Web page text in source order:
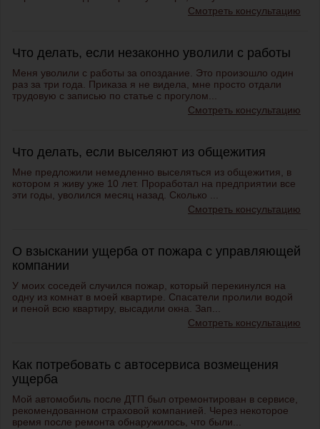
Смотреть консультацию
Что делать, если незаконно уволили с работы
Меня уволили с работы за опоздание. Это произошло один
раз за три года. Приказа я не видела, мне просто отдали
трудовую с записью по статье с прогулом...
Смотреть консультацию
Что делать, если выселяют из общежития
Мне предложили немедленно выселяться из общежития, в
котором я живу уже 10 лет. Проработал на предприятии все
эти годы, уволился месяц назад. Сколько ...
Смотреть консультацию
О взыскании ущерба от пожара с управляющей
компании
У моих соседей случился пожар, который перекинулся на
одну из комнат в моей квартире. Спасатели пролили водой
и пеной всю квартиру, высадили окна. Зап...
Смотреть консультацию
Как потребовать с автосервиса возмещения
ущерба
Мой автомобиль после ДТП был отремонтирован в сервисе,
рекомендованном страховой компанией. Через некоторое
время после ремонта обнаружилось, что были...